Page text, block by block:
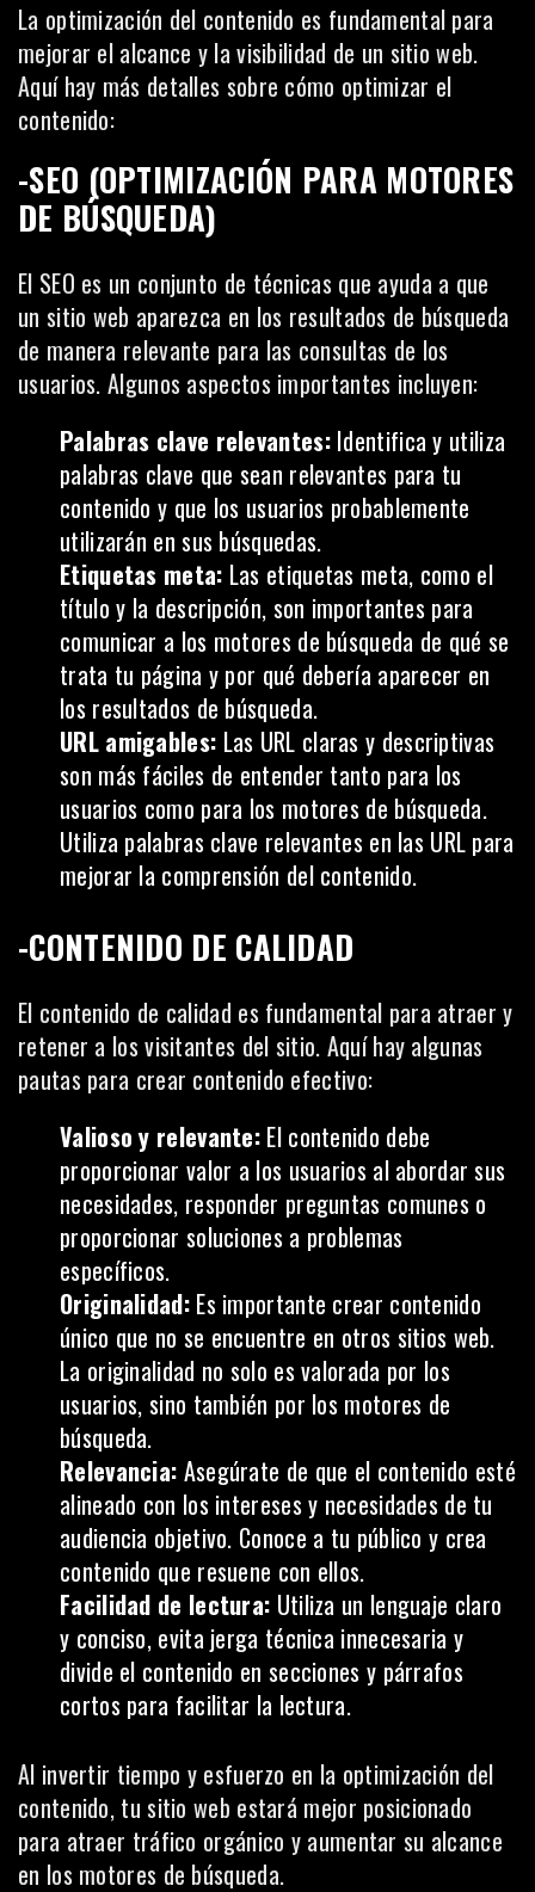
La optimización del contenido es fundamental para
mejorar el alcance y la visibilidad de un sitio web.
Aquí hay más detalles sobre cómo optimizar el
contenido:
-SEO (OPTIMIZACIÓN PARA MOTORES
DE BÚSQUEDA)
El SEO es un conjunto de técnicas que ayuda a que
un sitio web aparezca en los resultados de búsqueda
de manera relevante para las consultas de los
usuarios. Algunos aspectos importantes incluyen:
Palabras clave relevantes:Identifica y utiliza
palabras clave que sean relevantes para tu
contenido y que los usuarios probablemente
utilizarán en sus búsquedas.
Etiquetas meta: Las etiquetas meta, como el
título y la descripción, son importantes para
comunicar a los motores de búsqueda de qué se
trata tu página y por qué debería aparecer en
los resultados de búsqueda.
URL amigables: Las URL claras y descriptivas
son más fáciles de entender tanto para los
usuarios como para los motores de búsqueda.
Utiliza palabras clave relevantes en las URL para
mejorar la comprensión del contenido.
-CONTENIDO DE CALIDAD
El contenido de calidad es fundamental para atraer y
retener a los visitantes del sitio. Aquí hay algunas
pautas para crear contenido efectivo:
Valioso y relevante: El contenido debe
proporcionar valor a los usuarios al abordar sus
necesidades, responder preguntas comunes o
proporcionar soluciones a problemas
específicos.
Originalidad:Es importante crear contenido
único que no se encuentre en otros sitios web.
La originalidad no solo es valorada por los
usuarios, sino también por los motores de
búsqueda.
Relevancia: Asegúrate de que el contenido esté
alineado con los intereses y necesidades de tu
audiencia objetivo. Conoce a tu público y crea
contenido que resuene con ellos.
Facilidad de lectura: Utiliza un lenguaje claro
y conciso, evita jerga técnica innecesaria y
divide el contenido en secciones y párrafos
cortos para facilitar la lectura.
Al invertir tiempo y esfuerzo en la optimización del
contenido, tu sitio web estará mejor posicionado
para atraer tráfico orgánico y aumentar su alcance
en los motores de búsqueda.